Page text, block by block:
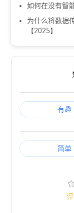
如何在没有智
为什么将数据
【2025】
有趣
简单
评